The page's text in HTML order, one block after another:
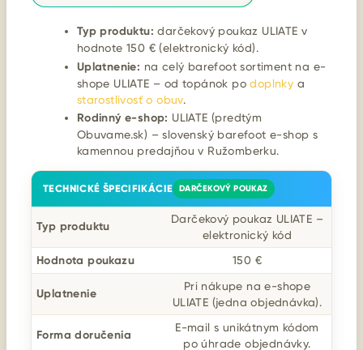
Typ produktu: darčekový poukaz ULIATE v
hodnote 150 € (elektronický kód).
Uplatnenie: na celý barefoot sortiment na e-
shope ULIATE – od topánok podoplnky a
starostlivosť o obuv.
Rodinný e-shop: ULIATE (predtým
Obuvame.sk) – slovenský barefoot e-shop s
kamennou predajňou v Ružomberku.
TECHNICKÉ ŠPECIFIKÁCIE DARČEKOVÝ POUKAZ
Typ produktu
Darčekový poukaz ULIATE –
elektronický kód
Hodnota poukazu 150 €
Uplatnenie
Pri nákupe na e-shope
ULIATE (jedna objednávka).
Forma doručenia
E-mail s unikátnym kódom
po úhrade objednávky.